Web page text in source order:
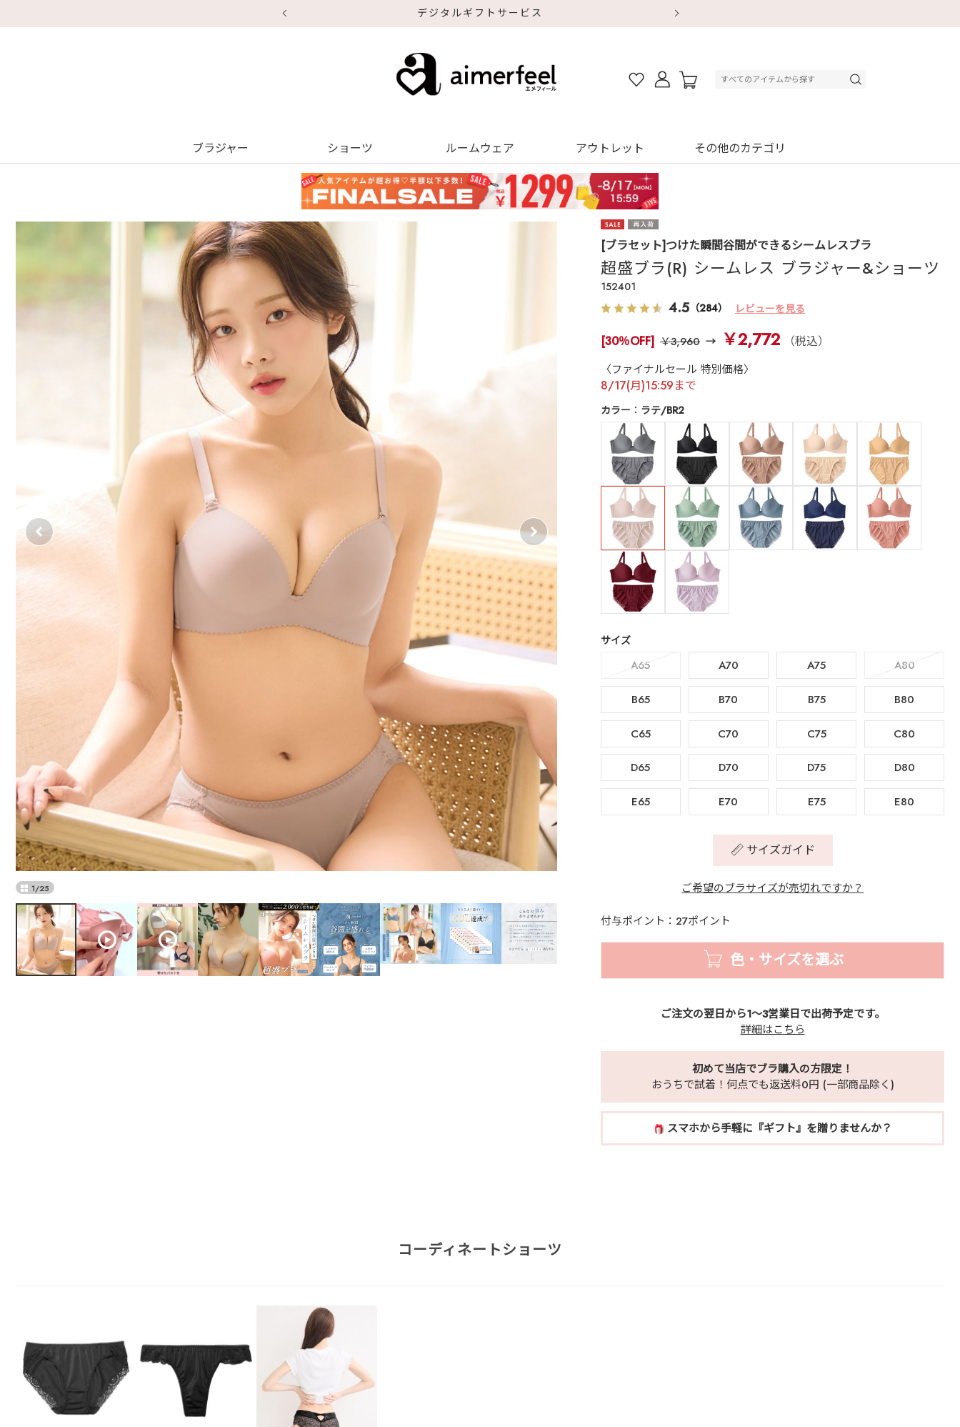
デジタルギフトサービス
ブラジャー ショーツ ルームウェア アウトレット その他のカテゴリ
1/25
[ブラセット]つけた瞬間谷間ができるシームレスブラ
超盛ブラ(R) シームレス ブラジャー&ショーツ
152401
4.5 （284） レビューを見る
[30％OFF] ￥3,960 ￥2,772 （税込）
〈ファイナルセール 特別価格〉
8/17(月)15:59まで
カラー ラテ/BR2
サイズ
A65 A70 A75 A80
B65 B70 B75 B80
C65 C70 C75 C80
D65 D70 D75 D80
E65 E70 E75 E80
サイズガイド
ご希望のブラサイズが売切れですか？
付与ポイント：27ポイント
色・サイズを選ぶ
ご注文の翌日から1～3営業日で出荷予定です。
詳細はこちら
初めて当店でブラ購入の方限定！
おうちで試着！何点でも返送料0円 (一部商品除く)
スマホから手軽に『ギフト』を贈りませんか？
コーディネートショーツ